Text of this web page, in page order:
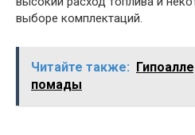
выборе комплектаций.
Читайте также:
помады